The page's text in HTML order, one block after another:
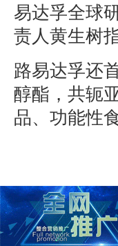
易达孚全球
责人黄生树
路易达孚还
醇酯，共轭
品、功能性